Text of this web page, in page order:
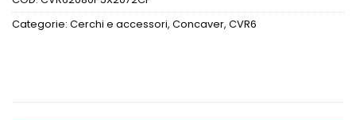
Categorie: Cerchi e accessori, Concaver, CVR6